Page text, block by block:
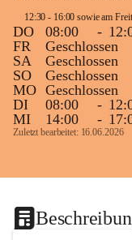
DO 08:00 -
FR
Geschlossen
SA
Geschlossen
SO
Geschlossen
MO Geschlossen
DI
08:00 -
MI
14:00 -
Zuletzt bearbeitet: 16.06.2026